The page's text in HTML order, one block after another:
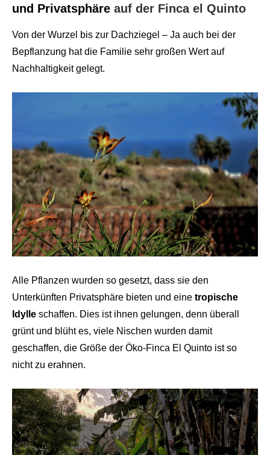
und Privatsphäre auf der Finca el Quinto
Von der Wurzel bis zur Dachziegel – Ja auch bei der
Bepflanzung hat die Familie sehr großen Wert auf
Nachhaltigkeit gelegt.
Alle Pflanzen wurden so gesetzt, dass sie den
Unterkünften Privatsphäre bieten und eine tropische
Idylle schaffen. Dies ist ihnen gelungen, denn überall
grünt und blüht es, viele Nischen wurden damit
geschaffen, die Größe der Öko-Finca El Quinto ist so
nicht zu erahnen.